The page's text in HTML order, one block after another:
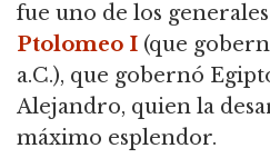
fue uno de los
Ptolomeo I (que
a.C.), que gobernó
Alejandro, quien la
máximo esplendor.